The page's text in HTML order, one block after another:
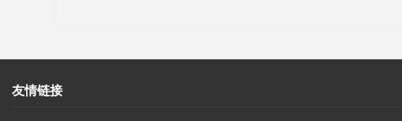
友情链接